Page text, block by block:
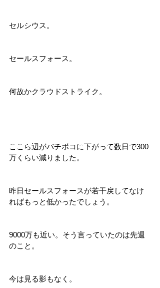
セルシウス。
セールスフォース。
何故かクラウドストライク。
ここら辺がバチボコに下がって数日で300
万くらい減りました。
昨日セールスフォースが若干戻してなけ
ればもっと低かったでしょう。
9000万も近い。そう言っていたのは先週
のこと。
今は見る影もなく。